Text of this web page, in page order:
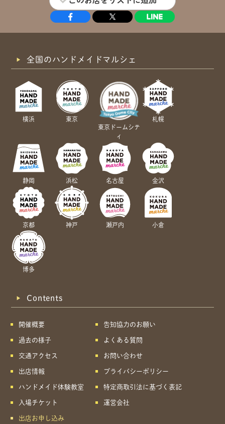
全国のハンドメイドマルシェ
横浜
東京
東京ドームシテ
ィ
札幌
静岡 浜松 名古屋 金沢
京都 神戸 瀬戸内 小倉
博多
Contents
開催概要
過去の様子
交通アクセス
出店情報
ハンドメイド体験教室
入場チケット
出店お申し込み
告知協力のお願い
よくある質問
お問い合わせ
プライバシーポリシー
特定商取引法に基づく表記
運営会社